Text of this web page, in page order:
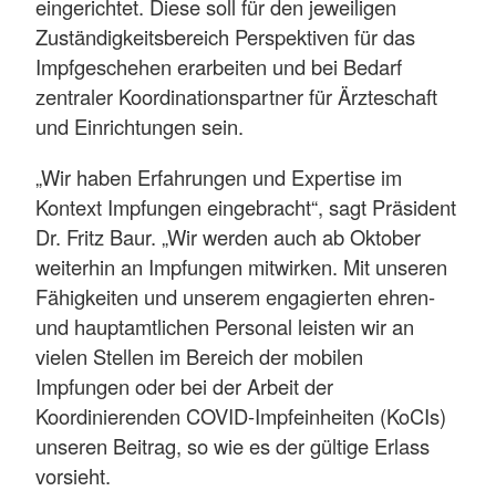
eingerichtet. Diese soll für den jeweiligen
Zuständigkeitsbereich Perspektiven für das
Impfgeschehen erarbeiten und bei Bedarf
zentraler Koordinationspartner für Ärzteschaft
und Einrichtungen sein.
„Wir haben Erfahrungen und Expertise im
Kontext Impfungen eingebracht“, sagt Präsident
Dr. Fritz Baur. „Wir werden auch ab Oktober
weiterhin an Impfungen mitwirken. Mit unseren
Fähigkeiten und unserem engagierten ehren-
und hauptamtlichen Personal leisten wir an
vielen Stellen im Bereich der mobilen
Impfungen oder bei der Arbeit der
Koordinierenden COVID-Impfeinheiten (KoCIs)
unseren Beitrag, so wie es der gültige Erlass
vorsieht.